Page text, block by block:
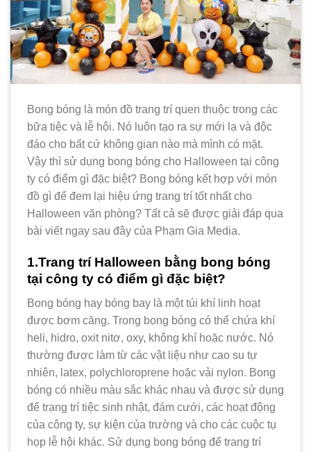
Bong bóng là món đồ trang trí quen thuộc trong các
bữa tiệc và lễ hội. Nó luôn tạo ra sự mới lạ và độc
đáo cho bất cứ không gian nào mà mình có mặt.
Vậy thì sử dụng bong bóng cho Halloween tại công
ty có điểm gì đặc biệt? Bong bóng kết hợp với món
đồ gì để đem lại hiệu ứng trang trí tốt nhất cho
Halloween văn phòng? Tất cả sẽ được giải đáp qua
bài viết ngay sau đây của Phạm Gia Media.
1.Trang trí Halloween bằng bong bóng
tại công ty có điểm gì đặc biệt?
Bong bóng hay bóng bay là một túi khí linh hoạt
được bơm căng. Trong bong bóng có thể chứa khí
heli, hidro, oxit nitơ, oxy, không khí hoặc nước. Nó
thường được làm từ các vật liệu như cao su tự
nhiên, latex, polychloroprene hoặc vải nylon. Bong
bóng có nhiều màu sắc khác nhau và được sử dụng
để trang trí tiệc sinh nhật, đám cưới, các hoạt động
của công ty, sự kiện của trường và cho các cuộc tụ
họp lễ hội khác. Sử dụng bong bóng để trang trí